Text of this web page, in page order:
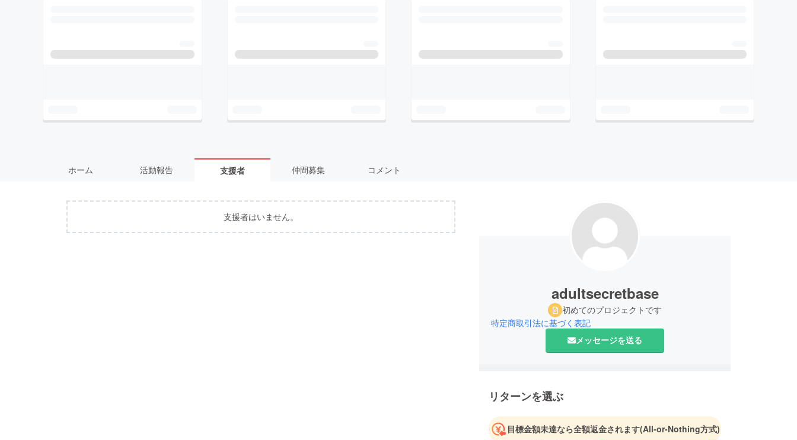
ホーム 活動報告 支援者 仲間募集 コメント
支援者はいません。
adultsecretbase
初めてのプロジェクトです
特定商取引法に基づく表記
メッセージを送る
リターンを選ぶ
目標金額未達なら全額返金されます(All-or-Nothing方式)